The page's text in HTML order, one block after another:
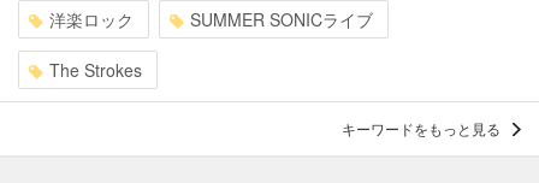
洋楽ロック SUMMER SONICライブ
The Strokes
キーワードをもっと見る